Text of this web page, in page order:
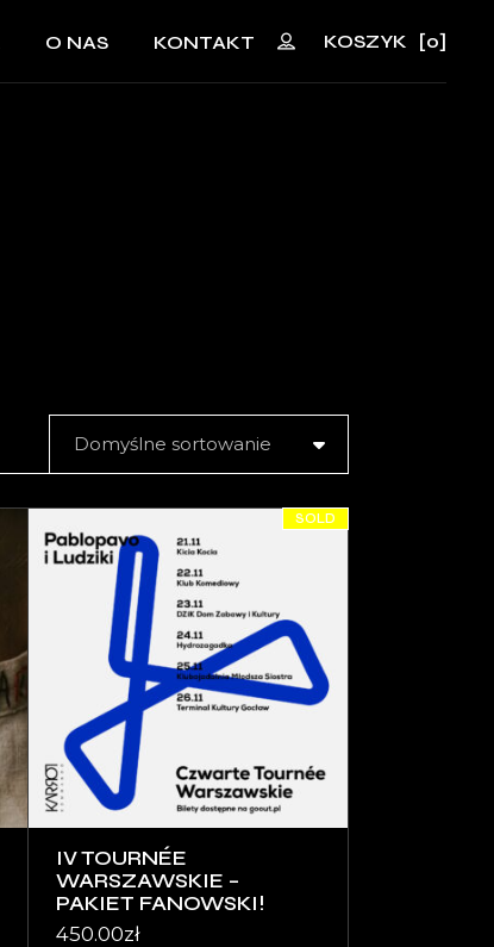
O NAS KONTAKT KOSZYK [0]
Domyślne sortowanie
SOLD
IV TOURNÉE
WARSZAWSKIE –
PAKIET FANOWSKI!
450.00zł